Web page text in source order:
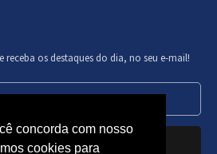
receba os destaques do dia, no seu e-mail!
Inscrever-se
concorda com nosso
cookies para